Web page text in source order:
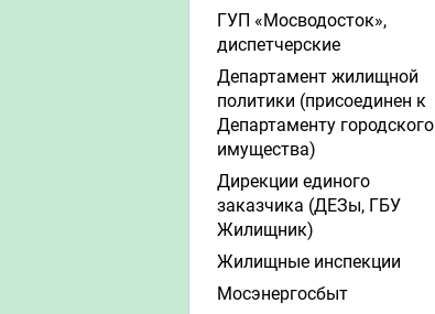
ГУП «Мосводосток»,
диспетчерские
Департамент жилищной
политики (присоединен к
Департаменту городского
имущества)
Дирекции единого
заказчика (ДЕЗы, ГБУ
Жилищник)
Жилищные инспекции
Мосэнергосбыт